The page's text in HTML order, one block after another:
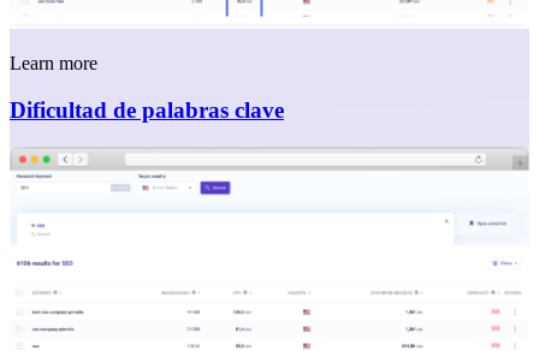
Learn more
Dificultad de palabras clave